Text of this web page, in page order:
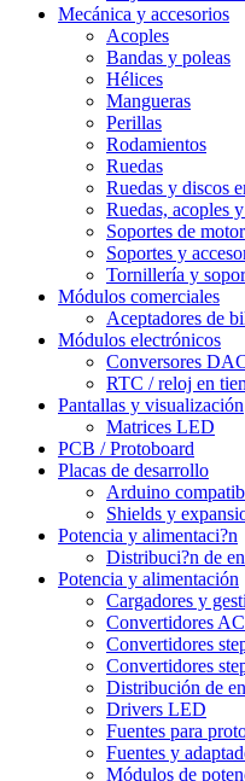
Mecánica y accesorios
Acoples
Bandas y poleas
Hélices
Mangueras
Perillas
Rodamientos
Ruedas
Ruedas y discos
Ruedas, acoples
Soportes de motor
Soportes y
Tornillería y
Módulos comerciales
Aceptadores de
Módulos electrónicos
Conversores
RTC / reloj en
Pantallas y visualización
Matrices LED
PCB / Protoboard
Placas de desarrollo
Arduino
Shields y
Potencia y alimentaci?n
Distribuci?n de
Potencia y alimentación
Cargadores y
Convertidores
Convertidores
Convertidores
Distribución de
Drivers LED
Fuentes para
Fuentes y
Módulos de